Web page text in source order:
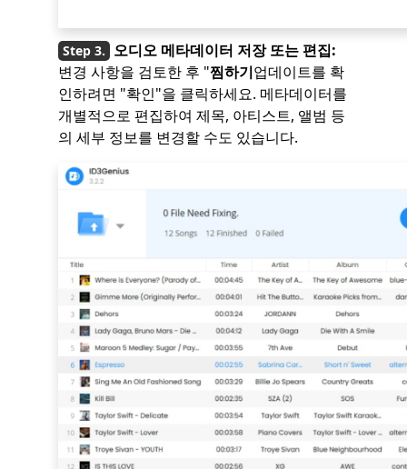
오디오 메타데이터 저장 또는 편집:
변경 사항을 검토한 후 "찜하기업데이트를 확
인하려면 "확인"을 클릭하세요. 메타데이터를
개별적으로 편집하여 제목, 아티스트, 앨범 등
의 세부 정보를 변경할 수도 있습니다.